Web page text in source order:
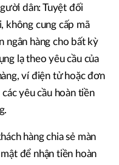
dân: Tuyệt đối
không cung cấp mã
ngân hàng cho bất kỳ
lạ theo yêu cầu của
ví điện tử hoặc đơn
yêu cầu hoàn tiền
hàng chia sẻ màn
để nhận tiền hoàn